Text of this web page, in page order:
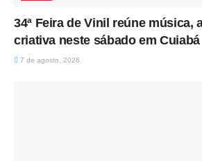
34ª Feira de Vinil reúne música,
criativa neste sábado em Cuiabá
7 de agosto, 2026